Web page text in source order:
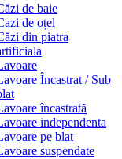
de baie
de oțel
din piatra
Încastrat / Sub
încastrată
independenta
pe blat
suspendate